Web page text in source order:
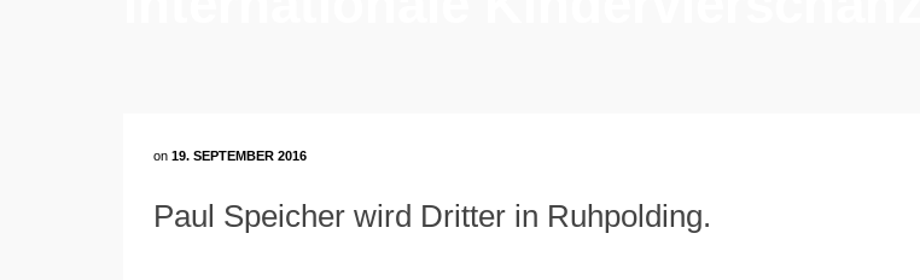
on 19. SEPTEMBER 2016
Paul Speicher wird Dritter in Ruhpolding.